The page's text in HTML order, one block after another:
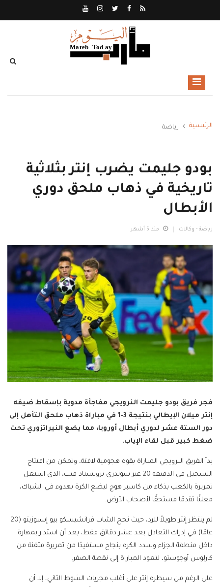
الرئيسية رياضة
بودو جليمت يضرب إنتر بثلاثية
تاريخية في ذهاب ملحق دوري
الأبطال
رياضة - وكالات منذ 5 أشهر
فجر فريق بودو جليمت النرويجي مفاجأة مدوية بإسقاط ضيفه
إنتر ميلان الإيطالي بنتيجة 3-1 في مباراة ذهاب ملحق التأهل إلى
دور الستة عشر لدوري أبطال أوروبا، مما يضع النيراتزوري تحت
ضغط كبير قبل لقاء الإياب.
بدأ الفريق النرويجي المباراة بقوة هجومية لافتة، وتمكن من افتتاح
التسجيل في الدقيقة 20 عبر سوندري برونستاد فيت، الذي استغل
تمريرة بالكعب بذكاء من كاسبر هوج ليضع الكرة بهدوء في الشباك،
معلنًا تقدمًا مستحقًا لأصحاب الأرض.
لم ينتظر إنتر طويلاً للرد، حيث نجح الشاب فرانشيسكو بيو إسبوزيتو (20
عامًا) في إدراك التعادل بعد عشر دقائق فقط، بعد أن استدار بمهارة
داخل منطقة الجزاء وسدد الكرة بنجاح مستفيدًا من تمريرة متقنة من
كارلوس أوجوستو، لتعود المباراة إلى نقطة الصفر.
على الرغم من سيطرة إنتر على أغلب مجريات الشوط الثاني، إلا أن